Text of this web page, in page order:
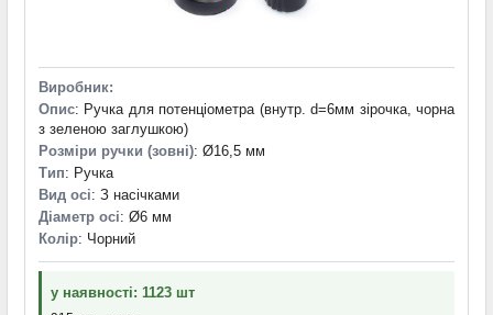
Виробник:
Опис: Ручка для потенціометра (внутр. d=6мм зірочка, чорна
з зеленою заглушкою)
Розміри ручки (зовні): Ø16,5 мм
Тип: Ручка
Вид осі: З насічками
Діаметр осі: Ø6 мм
Колір: Чорний
у наявності: 1123 шт